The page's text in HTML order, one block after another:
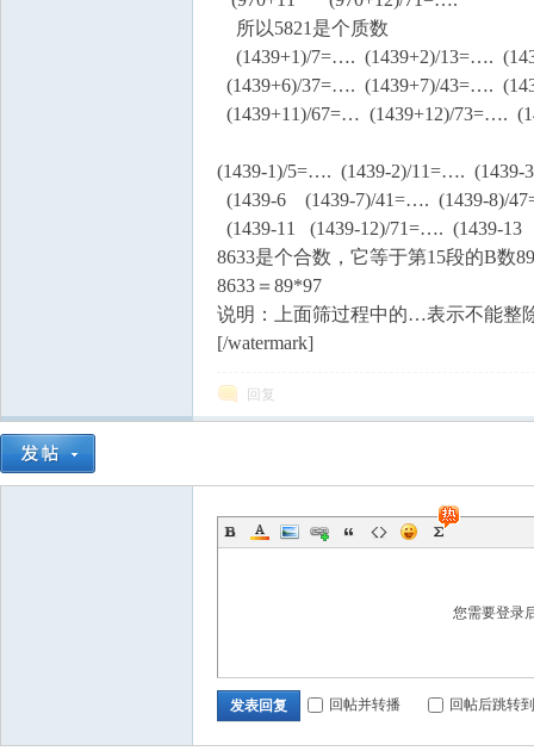
所以5821是个质数
(1439+1)/7=…. (1439+2)/13=….
(1439+6)/37=…. (1439+7)/43=….
(1439+11)/67=… (1439+12)/73=….
(1439-1)/5=…. (1439-2)/11=….
(1439-6 (1439-7)/41=…. (1439-
(1439-11 (1439-12)/71=…. (1439-
8633是个合数，它等于第15段的B数
8633＝89*97
说明：上面筛过程中的…表示不能整
[/watermark]
回复
您需要登录
发表回复 回帖并转播 回帖后跳转